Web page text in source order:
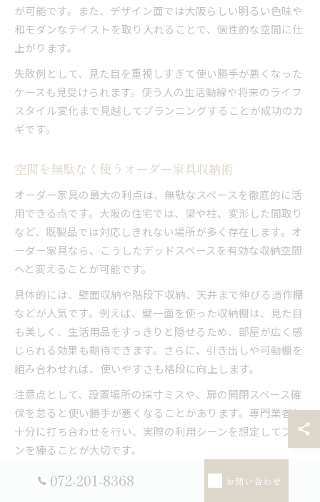
が可能です。また、デザイン面では大阪らしい明るい色味や
和モダンなテイストを取り入れることで、個性的な空間に仕
上がります。
失敗例として、見た目を重視しすぎて使い勝手が悪くなった
ケースも見受けられます。使う人の生活動線や将来のライフ
スタイル変化まで見越してプランニングすることが成功のカ
ギです。
空間を無駄なく使うオーダー家具収納術
オーダー家具の最大の利点は、無駄なスペースを徹底的に活
用できる点です。大阪の住宅では、梁や柱、変形した間取り
など、既製品では対応しきれない場所が多く存在します。オ
ーダー家具なら、こうしたデッドスペースを有効な収納空間
へと変えることが可能です。
具体的には、壁面収納や階段下収納、天井まで伸びる造作棚
などが人気です。例えば、壁一面を使った収納棚は、見た目
も美しく、生活用品をすっきりと隠せるため、部屋が広く感
じられる効果も期待できます。さらに、引き出しや可動棚を
組み合わせれば、使いやすさも格段に向上します。
注意点として、設置場所の採寸ミスや、扉の開閉スペース確
保を怠ると使い勝手が悪くなることがあります。専門業者と
十分に打ち合わせを行い、実際の利用シーンを想定してプラ
ンを練ることが大切です。
オリジナル収納家具で叶える片付けやすい家
072-201-8368 お問い合わせ